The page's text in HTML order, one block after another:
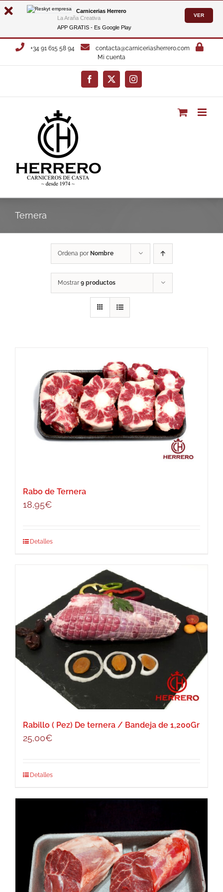
Carnicerias Herrero
La Araña Creativa
APP GRATIS - Es Google Play
VER
Saltar
+34 91 615 58 94
contacta@carniceriasherrero.com
Mi cuenta
Facebook
X Instagram
Ternera
Ordena por Nombre
Mostrar 9 productos
Rabo de Ternera
18,95€
Detalles
Rabillo ( Pez) De ternera / Bandeja de 1,200Gr
25,00€
Detalles